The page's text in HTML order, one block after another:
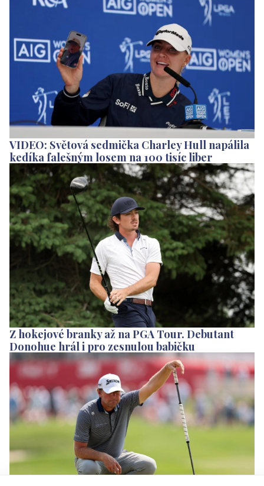
VIDEO: Světová sedmička Charley Hull napálila
kedíka falešným losem na 100 tisíc liber
Z hokejové branky až na PGA Tour. Debutant
Donohue hrál i pro zesnulou babičku